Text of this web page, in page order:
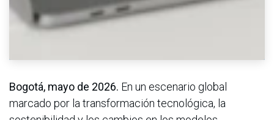
Bogotá, mayo de 2026. En un escenario global
marcado por la transformación tecnológica, la